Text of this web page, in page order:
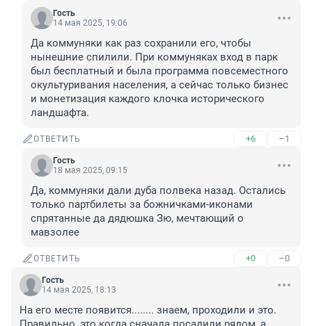
Гость
14 мая 2025, 19:06
Да коммуняки как раз сохранили его, чтобы
нынешние спилили. При коммуняках вход в парк
был бесплатный и была программа повсеместного
окультуривания населения, а сейчас только бизнес
и монетизация каждого клочка исторического
ландшафта.
ОТВЕТИТЬ +6 –1
Гость
18 мая 2025, 09:15
Да, коммуняки дали дуба полвека назад. Остались
только партбилеты за божничками-иконами
спрятанные да дядюшка Зю, мечтающий о
мавзолее
ОТВЕТИТЬ +0 –0
Гость
14 мая 2025, 18:13
На его месте появится........ знаем, проходили и это.